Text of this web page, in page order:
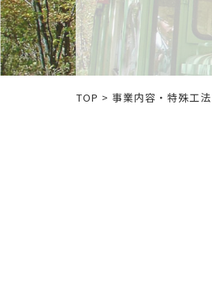
TOP > 事業内容・特殊工法